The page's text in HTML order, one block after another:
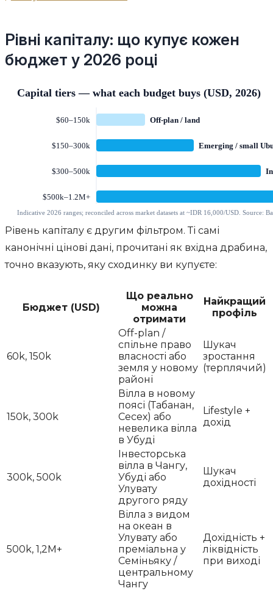
Рівні капіталу: що купує кожен
бюджет у 2026 році
Рівень капіталу є другим фільтром. Ті самі
канонічні цінові дані, прочитані як вхідна драбина,
точно вказують, яку сходинку ви купуєте:
Бюджет (USD)
Що реально
можна
отримати
Найкращий
профіль
60k, 150k
Off-plan /
спільне право
власності або
земля у новому
районі
Шукач
зростання
(терплячий)
150k, 300k
Вілла в новому
поясі (Табанан,
Сесех) або
невелика вілла
в Убуді
Lifestyle +
дохід
300k, 500k
Інвесторська
вілла в Чангу,
Убуді або
Улувату
другого ряду
Шукач
дохідності
500k, 1,2M+
Вілла з видом
на океан в
Улувату або
преміальна у
Семіньяку /
центральному
Чангу
Дохідність +
ліквідність
при виході